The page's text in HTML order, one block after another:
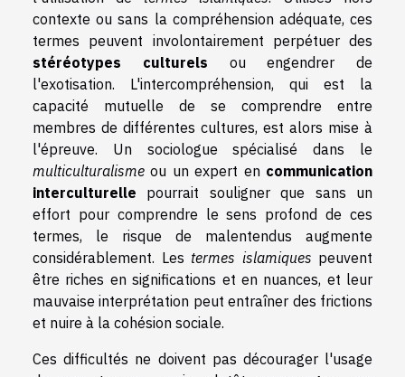
contexte ou sans la compréhension adéquate, ces
termes peuvent involontairement perpétuer des
stéréotypes culturels ou engendrer de
l'exotisation. L'intercompréhension, qui est la
capacité mutuelle de se comprendre entre
membres de différentes cultures, est alors mise à
l'épreuve. Un sociologue spécialisé dans le
multiculturalisme ou un expert en communication
interculturelle pourrait souligner que sans un
effort pour comprendre le sens profond de ces
termes, le risque de malentendus augmente
considérablement. Les termes islamiques peuvent
être riches en significations et en nuances, et leur
mauvaise interprétation peut entraîner des frictions
et nuire à la cohésion sociale.
Ces difficultés ne doivent pas décourager l'usage